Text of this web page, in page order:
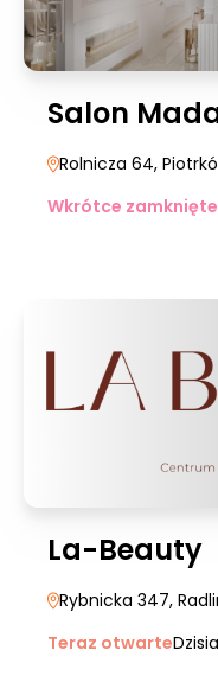
Salon
Rolnicza 64,
Wkrótce zamknięte
La-Beauty
Rybnicka 347,
Teraz otwarte